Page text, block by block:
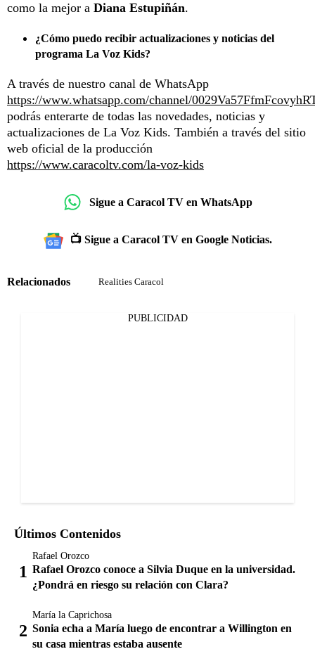
como la mejor a Diana Estupiñán.
¿Cómo puedo recibir actualizaciones y noticias del
programa La Voz Kids?
A través de nuestro canal de WhatsApp
https://www.whatsapp.com/channel/
podrás enterarte de todas las novedades, noticias y
actualizaciones de La Voz Kids. También a través del sitio
web oficial de la producción
https://www.caracoltv.com/la-voz-kids
Sigue a Caracol TV en WhatsApp
📺 Sigue a Caracol TV en Google Noticias.
Relacionados Realities Caracol
PUBLICIDAD
Últimos Contenidos
Rafael Orozco
Rafael Orozco conoce a Silvia Duque en la universidad.
¿Pondrá en riesgo su relación con Clara?
María la Caprichosa
Sonia echa a María luego de encontrar a Willington en
su casa mientras estaba ausente